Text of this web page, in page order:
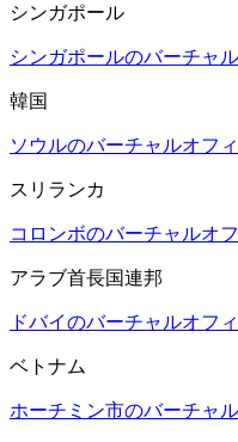
シンガポール
シンガポールのバーチャ
韓国
ソウルのバーチャルオフ
スリランカ
コロンボのバーチャルオ
アラブ首長国連邦
ドバイのバーチャルオフ
ベトナム
ホーチミン市のバーチャ